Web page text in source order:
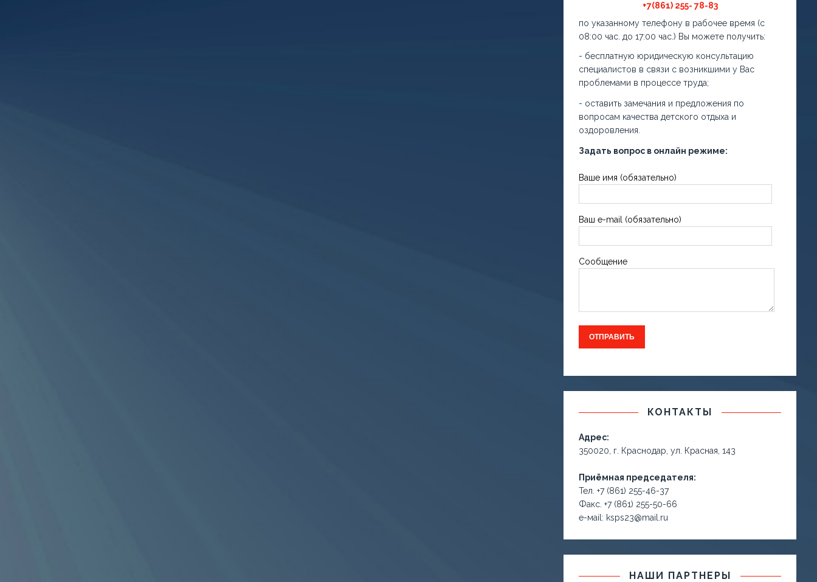
+7(861) 255- 78-83
по указанному телефону в рабочее время (с
08:00 час. до 17:00 час.) Вы можете получить:
- бесплатную юридическую консультацию
специалистов в связи с возникшими у Вас
проблемами в процессе труда;
- оставить замечания и предложения по
вопросам качества детского отдыха и
оздоровления.
Задать вопрос в онлайн режиме:
Ваше имя (обязательно)
Ваш e-mail (обязательно)
Сообщение
КОНТАКТЫ
Адрес:
350020, г. Краснодар, ул. Красная, 143
Приёмная председателя:
Тел. +7 (861) 255-46-37
Факс. +7 (861) 255-50-66
е-маil: ksps23@mail.ru
НАШИ ПАРТНЕРЫ